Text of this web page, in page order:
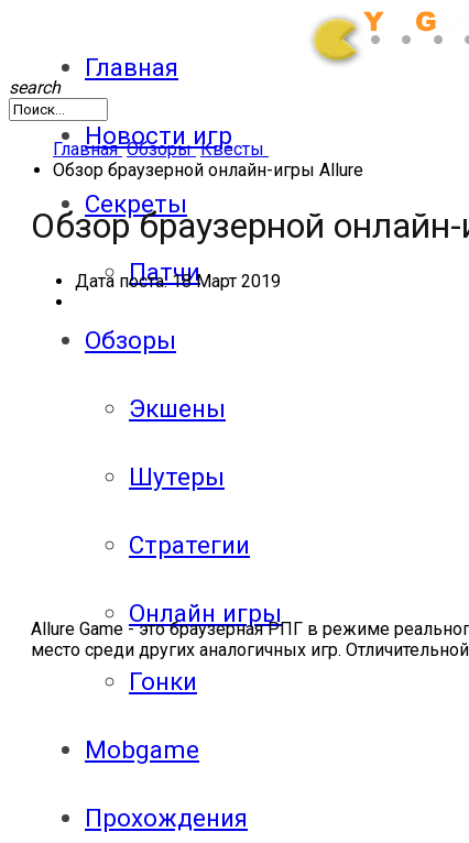
Главная
Новости игр
Секреты
Патчи
Обзоры
Экшены
Шутеры
Стратегии
Онлайн игры
Гонки
Mobgame
Прохождения
search
Главная Обзоры Квесты
Обзор браузерной онлайн-игры Allure
Обзор браузерной
Дата поста:18 Март 2019
Allure Game - это браузерная РПГ в режиме
место среди других аналогичных игр.